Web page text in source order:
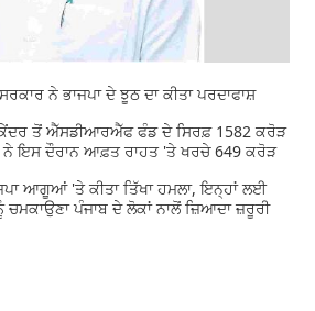
ਨੇ ਭਾਜਪਾ ਦੇ ਝੂਠ ਦਾ ਕੀਤਾ ਪਰਦਾਫਾਸ਼
ਤੋਂ ਐੱਸਡੀਆਰਐੱਫ ਫੰਡ ਦੇ ਸਿਰਫ਼ 1582 ਕਰੋੜ
ਇਸ ਦੌਰਾਨ ਆਫ਼ਤ ਰਾਹਤ 'ਤੇ ਖਰਚੇ 649 ਕਰੋੜ
ਆਗੂਆਂ 'ਤੇ ਕੀਤਾ ਤਿੱਖਾ ਹਮਲਾ, ਇਨ੍ਹਾਂ ਲਈ
ਪੰਜਾਬ ਦੇ ਲੋਕਾਂ ਨਾਲੋਂ ਜ਼ਿਆਦਾ ਜ਼ਰੂਰੀ